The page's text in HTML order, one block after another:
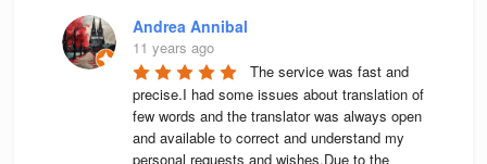
Andrea Annibal
11 years ago
The service was fast and
precise.I had some issues about translation of
few words and the translator was always open
and available to correct and understand my
personal requests and wishes.Due to the